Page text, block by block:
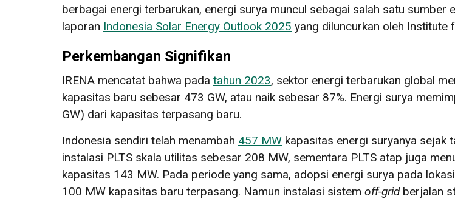
berbagai energi terbarukan, energi surya muncul sebagai salah satu sumber
laporan Indonesia Solar Energy Outlook 2025 yang diluncurkan oleh Institute
Perkembangan Signifikan
IRENA mencatat bahwa pada tahun 2023, sektor energi terbarukan global
kapasitas baru sebesar 473 GW, atau naik sebesar 87%. Energi surya
GW) dari kapasitas terpasang baru.
Indonesia sendiri telah menambah 457 MW kapasitas energi suryanya sejak
instalasi PLTS skala utilitas sebesar 208 MW, sementara PLTS atap juga
kapasitas 143 MW. Pada periode yang sama, adopsi energi surya pada lokasi
100 MW kapasitas baru terpasang. Namun instalasi sistem off-gridberjalan